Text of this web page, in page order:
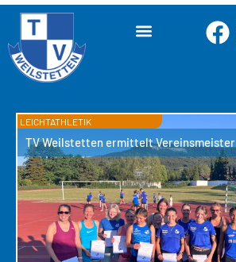
LEICHTATHLETIK
TV Weilstetten ermittelt Vereinsmeister